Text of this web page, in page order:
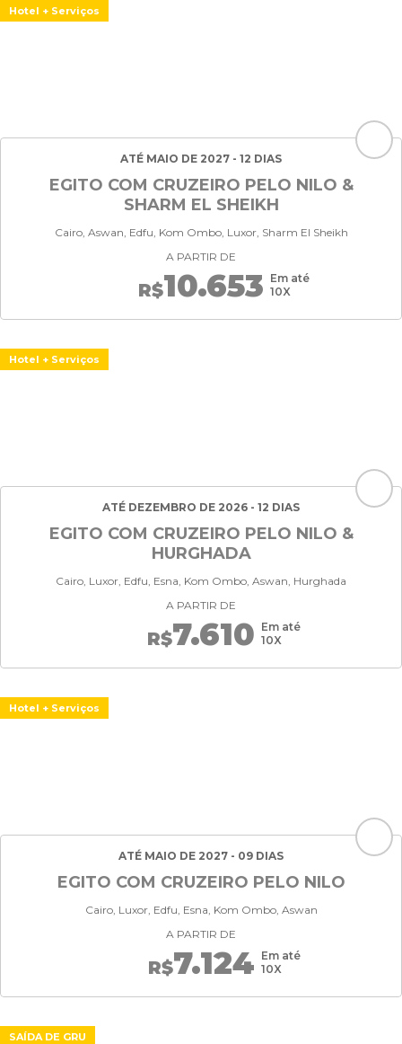
Hotel + Serviços
ATÉ MAIO DE 2027 - 12 DIAS
EGITO COM CRUZEIRO PELO NILO &
SHARM EL SHEIKH
Cairo, Aswan, Edfu, Kom Ombo, Luxor, Sharm El Sheikh
A PARTIR DE
R$10.653 Em até
10X
Hotel + Serviços
ATÉ DEZEMBRO DE 2026 - 12 DIAS
EGITO COM CRUZEIRO PELO NILO &
HURGHADA
Cairo, Luxor, Edfu, Esna, Kom Ombo, Aswan, Hurghada
A PARTIR DE
R$7.610 Em até
10X
Hotel + Serviços
ATÉ MAIO DE 2027 - 09 DIAS
EGITO COM CRUZEIRO PELO NILO
Cairo, Luxor, Edfu, Esna, Kom Ombo, Aswan
A PARTIR DE
R$7.124 Em até
10X
SAÍDA DE GRU